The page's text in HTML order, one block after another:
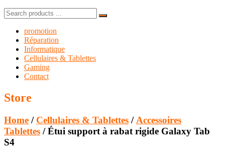
Search
for:
promotion
Réparation
Informatique
Cellulaires & Tablettes
Gaming
Contact
Store
Home / Cellulaires & Tablettes / Accessoires
Tablettes / Étui support à rabat rigide Galaxy Tab
S4